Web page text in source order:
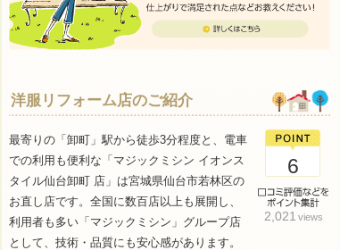
洋服リフォーム店のご紹介
最寄りの「卸町」駅から徒歩3分程度と、電車
での利用も便利な「マジックミシン イオンス
タイル仙台卸町 店」は宮城県仙台市若林区の
お直し店です。全国に数百店以上も展開し、
利用者も多い「マジックミシン」グループ店
として、技術・品質にも安心感があります。
6
2,021 views